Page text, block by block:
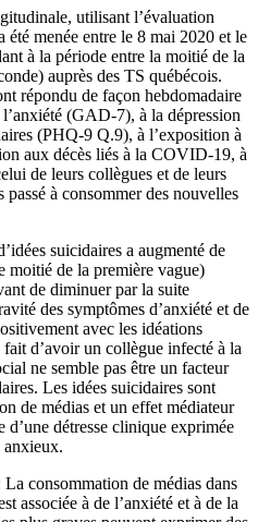
utilisant l’évaluation
été menée entre le 8 mai 2020 et le
à la période entre la moitié de la
auprès des TS québécois.
répondu de façon hebdomadaire
(GAD-7), à la dépression
(PHQ-9 Q.9), à l’exposition à
aux décès liés à la COVID-19, à
de leurs collègues et de leurs
passé à consommer des nouvelles
suicidaires a augmenté de
moitié de la première vague)
de diminuer par la suite
des symptômes d’anxiété et de
avec les idéations
d’avoir un collègue infecté à la
ne semble pas être un facteur
Les idées suicidaires sont
de médias et un effet médiateur
d’une détresse clinique exprimée
anxieux.
consommation de médias dans
associée à de l’anxiété et à de la